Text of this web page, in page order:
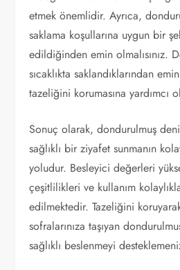
etmek önemlidir. Ayrıca,
saklama koşullarına uygun bir
edildiğinden emin olmalısınız.
sıcaklıkta saklandıklarından
tazeliğini korumasına yardımcı
Sonuç olarak, dondurulmuş
sağlıklı bir ziyafet sunmanın
yoludur. Besleyici değerleri
çeşitlilikleri ve kullanım
edilmektedir. Tazeliğini
sofralarınıza taşıyan
sağlıklı beslenmeyi